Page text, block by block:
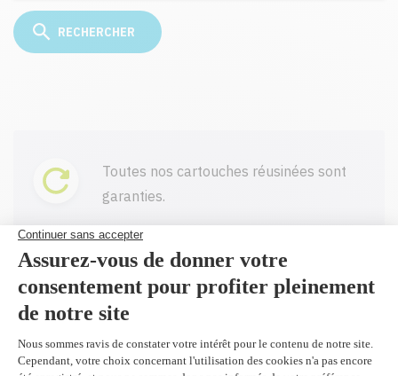
Toutes nos cartouches réusinées sont
garanties.
Livraison gratuite sur tout achat de
100$ CAD et plus avant taxes.